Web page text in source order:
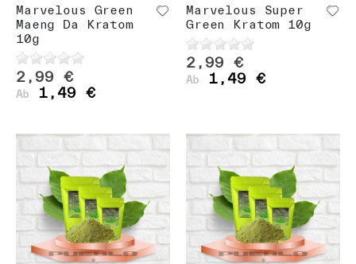
Marvelous Green
Maeng Da Kratom
10g
2,99 €
Ab 1,49 €
Marvelous Super
Green Kratom 10g
2,99 €
Ab 1,49 €